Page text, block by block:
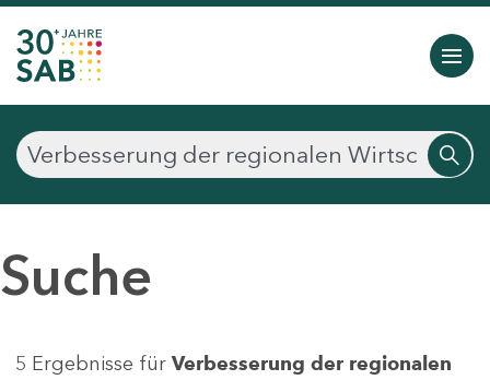
Suche
5 Ergebnisse für Verbesserung der regionalen